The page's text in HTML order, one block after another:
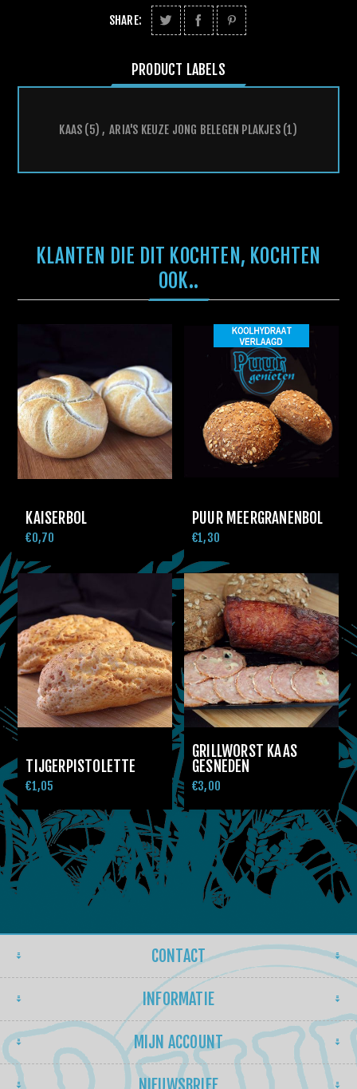
SHARE:
PRODUCT LABELS
KAAS (5) , ARIA'S KEUZE JONG BELEGEN PLAKJES (1)
KLANTEN DIE DIT KOCHTEN, KOCHTEN
OOK..
KAISERBOL
€0,70
PUUR MEERGRANENBOL
€1,30
TIJGERPISTOLETTE
€1,05
GRILLWORST KAAS
GESNEDEN
€3,00
CONTACT
INFORMATIE
MIJN ACCOUNT